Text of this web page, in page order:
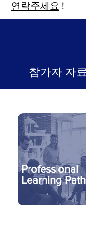
연락주세요 !
참가자 자료
Professional
Learning